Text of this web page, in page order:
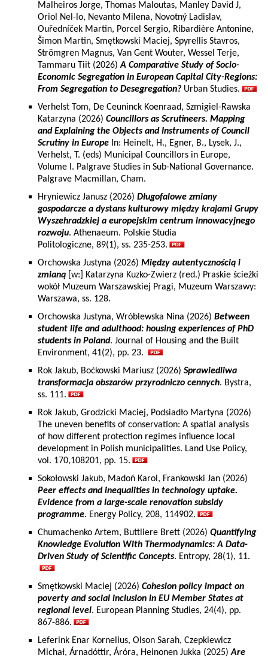
Malheiros Jorge, Thomas Maloutas, Manley David J,
Oriol Nel-lo, Nevanto Milena, Novotný Ladislav,
Ouředníček Martin, Porcel Sergio, Ribardière Antonine,
Šimon Martin, Smętkowski Maciej, Spyrellis Stavros,
Strömgren Magnus, Van Gent Wouter, Wessel Terje,
Tammaru Tiit (2026)A Comparative Study of Socio-
Economic Segregation in European Capital City-Regions:
From Segregation to Desegregation? Urban Studies.
Verhelst Tom, De Ceuninck Koenraad, Szmigiel-Rawska
Katarzyna (2026) Councillors as Scrutineers. Mapping
and Explaining the Objects and Instruments of Council
Scrutiny in Europe In: Heinelt, H., Egner, B., Lysek, J.,
Verhelst, T. (eds) Municipal Councillors in Europe,
Volume I. Palgrave Studies in Sub-National Governance.
Palgrave Macmillan, Cham.
Hryniewicz Janusz (2026) Długofalowe zmiany
gospodarcze a dystans kulturowy między krajami Grupy
Wyszehradzkiej a europejskim centrum innowacyjnego
rozwoju. Athenaeum. Polskie Studia
Politologiczne, 89(1), ss. 235-253.
Orchowska Justyna (2026) Między autentycznością i
zmianą [w:] Katarzyna Kuzko-Zwierz (red.) Praskie ścieżki
wokół Muzeum Warszawskiej Pragi, Muzeum Warszawy:
Warszawa, ss. 128.
Orchowska Justyna, Wróblewska Nina (2026) Between
student life and adulthood: housing experiences of PhD
students in Poland. Journal of Housing and the Built
Environment, 41(2), pp. 23.
Rok Jakub, Boćkowski Mariusz (2026) Sprawiedliwa
transformacja obszarów przyrodniczo cennych. Bystra,
ss. 111.
Rok Jakub, Grodzicki Maciej, Podsiadło Martyna (2026)
The uneven benefits of conservation: A spatial analysis
of how different protection regimes influence local
development in Polish municipalities. Land Use Policy,
vol. 170,108201, pp. 15.
Sokołowski Jakub, Madoń Karol, Frankowski Jan (2026)
Peer effects and inequalities in technology uptake.
Evidence from a large-scale renovation subsidy
programme. Energy Policy, 208, 114902.
Chumachenko Artem, Buttliere Brett (2026) Quantifying
Knowledge Evolution With Thermodynamics: A Data-
Driven Study of Scientific Concepts. Entropy, 28(1), 11.
Smętkowski Maciej (2026) Cohesion policy impact on
poverty and social inclusion in EU Member States at
regional level. European Planning Studies, 24(4), pp.
867-886.
Leferink Enar Kornelius, Olson Sarah, Czepkiewicz
Michał, Árnadóttir, Áróra, Heinonen Jukka (2025)Are